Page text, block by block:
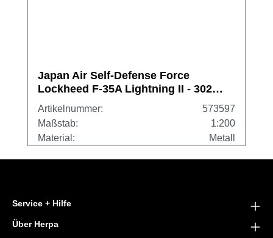
Japan Air Self-Defense Force
Lockheed F-35A Lightning II - 302
Hikotai, Misawa AB - 50th
Anniversary
Artikelnummer:
573597
Maßstab:
1:200
Material:
Metall
Service + Hilfe
Über Herpa